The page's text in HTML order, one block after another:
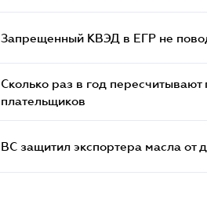
Запрещенный КВЭД в ЕГР не
Сколько раз в год
плательщиков
ВС защитил экспортера масла от